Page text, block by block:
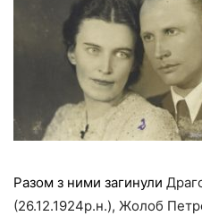
Разом з ними загинули
(26.12.1924р.н.), Жолоб